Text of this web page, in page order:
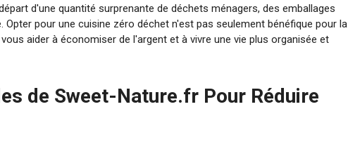
d'une quantité surprenante de déchets ménagers, des emballages
Opter pour une cuisine zéro déchet n'est pas seulement bénéfique pour la
aider à économiser de l'argent et à vivre une vie plus organisée et
de Sweet-Nature.fr Pour Réduire